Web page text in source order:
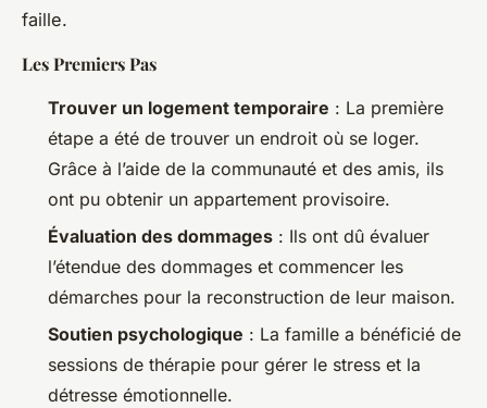
faille.
Les Premiers Pas
Trouver un logement temporaire : La première
étape a été de trouver un endroit où se loger.
Grâce à l’aide de la communauté et des amis, ils
ont pu obtenir un appartement provisoire.
Évaluation des dommages : Ils ont dû évaluer
l’étendue des dommages et commencer les
démarches pour la reconstruction de leur maison.
Soutien psychologique : La famille a bénéficié de
sessions de thérapie pour gérer le stress et la
détresse émotionnelle.